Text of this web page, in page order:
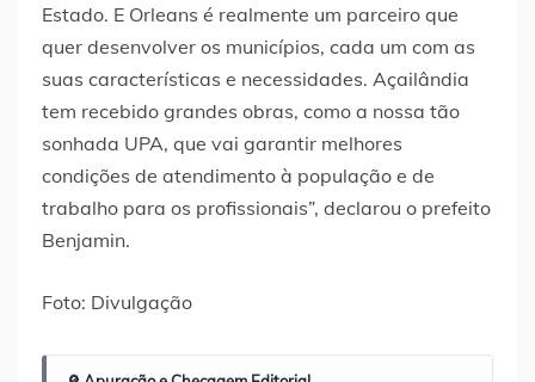
Estado. E Orleans é realmente um parceiro que
quer desenvolver os municípios, cada um com as
suas características e necessidades. Açailândia
tem recebido grandes obras, como a nossa tão
sonhada UPA, que vai garantir melhores
condições de atendimento à população e de
trabalho para os profissionais”, declarou o prefeito
Benjamin.
Foto: Divulgação